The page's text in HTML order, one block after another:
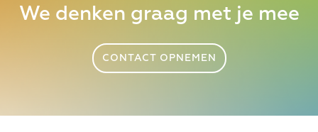
We denken graag met je mee
CONTACT OPNEMEN